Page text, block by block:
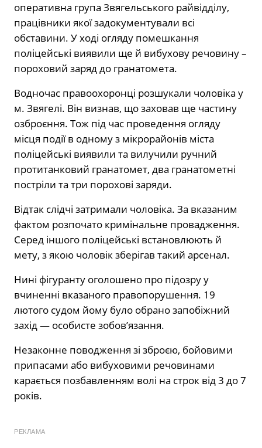
оперативна група Звягельського райвідділу,
працівники якої задокументували всі
обставини. У ході огляду помешкання
поліцейські виявили ще й вибухову речовину –
пороховий заряд до гранатомета.
Водночас правоохоронці розшукали чоловіка у
м. Звягелі. Він визнав, що заховав ще частину
озброєння. Тож під час проведення огляду
місця події в одному з мікрорайонів міста
поліцейські виявили та вилучили ручний
протитанковий гранатомет, два гранатометні
постріли та три порохові заряди.
Відтак слідчі затримали чоловіка. За вказаним
фактом розпочато кримінальне провадження.
Серед іншого поліцейські встановлюють й
мету, з якою чоловік зберігав такий арсенал.
Нині фігуранту оголошено про підозру у
вчиненні вказаного правопорушення. 19
лютого судом йому було обрано запобіжний
захід — особисте зобов’язання.
Незаконне поводження зі зброєю, бойовими
припасами або вибуховими речовинами
карається позбавленням волі на строк від 3 до 7
років.
РЕКЛАМА